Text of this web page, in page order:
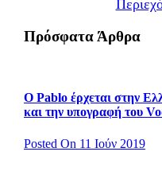
Πρόσφατα Άρθρα
Ο Pablo έρχεται στην
και την υπογραφή του
Posted On 11 Ιούν 2019